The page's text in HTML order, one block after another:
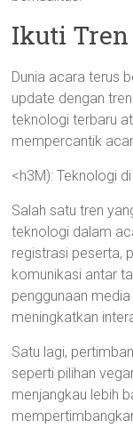
Ikuti
Dunia acara terus
update dengan
teknologi terbaru
mempercantik
<h3M): Teknologi
Salah satu tren
teknologi dalam
registrasi peserta,
komunikasi antar
penggunaan
meningkatkan
Satu lagi,
seperti pilihan
menjangkau lebih